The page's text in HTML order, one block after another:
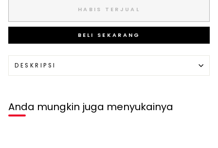
HABIS TERJUAL
BELI SEKARANG
DESKRIPSI
Anda mungkin juga menyukainya